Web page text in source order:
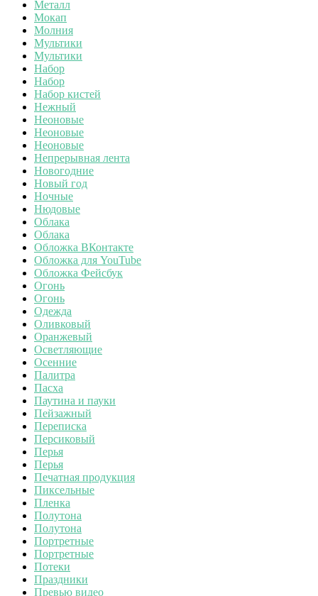
Металл
Мокап
Молния
Мультики
Мультики
Набор
Набор
Набор кистей
Нежный
Неоновые
Неоновые
Неоновые
Непрерывная лента
Новогодние
Новый год
Ночные
Нюдовые
Облака
Облака
Обложка ВКонтакте
Обложка для YouTube
Обложка Фейсбук
Огонь
Огонь
Одежда
Оливковый
Оранжевый
Осветляющие
Осенние
Палитра
Пасха
Паутина и пауки
Пейзажный
Переписка
Персиковый
Перья
Перья
Печатная продукция
Пиксельные
Пленка
Полутона
Полутона
Портретные
Портретные
Потеки
Праздники
Превью видео